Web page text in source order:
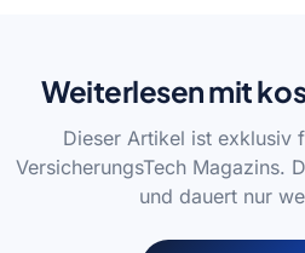
Weiterlesen mit
Dieser Artikel ist exklusiv
VersicherungsTech Magazins.
und dauert nur